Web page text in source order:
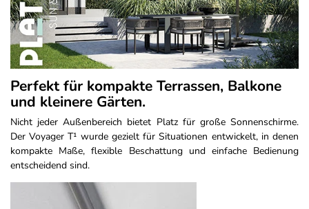
Perfekt für kompakte Terrassen, Balkone
und kleinere Gärten.
Nicht jeder Außenbereich bietet Platz für große Sonnenschirme.
Der Voyager T¹ wurde gezielt für Situationen entwickelt, in denen
kompakte Maße, flexible Beschattung und einfache Bedienung
entscheidend sind.